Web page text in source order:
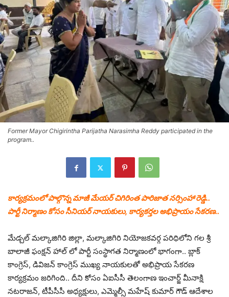
Former Mayor Chigirintha Parijatha Narasimha Reddy participated in the
program..
కార్యక్రమంలో పాల్గొన్న మాజీ మేయర్ చిగిరింత పారిజాత నర్సింహా రెడ్డి..
పార్టీ నిర్మాణం కోసం సీనియర్ నాయకులు, కార్యకర్తల అభిప్రాయం సేకరణ..
మేడ్చల్ మల్కాజిగిరి జిల్లా, మల్కాజిగిరి నియోజకవర్గ పరిధిలోని గల శ్రీ
బాలాజీ ఫంక్షన్ హాల్ లో పార్టీ సంస్థాగత నిర్మాణంలో భాగంగా.. బ్లాక్
కాంగ్రెస్, డివిజన్ కాంగ్రెస్ ముఖ్య నాయకులతో అభిప్రాయ సేకరణ
కార్యక్రమం జరిగింది.. దీని కోసం ఏఐసీసీ తెలంగాణ ఇంచార్జ్ మీనాక్షి
నటరాజన్, టీపీసీసీ అధ్యక్షులు, ఎమ్మెల్సీ మహేష్ కుమార్ గౌడ్ ఆదేశాల